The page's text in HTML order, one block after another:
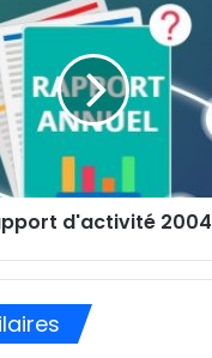
d'activité 2004